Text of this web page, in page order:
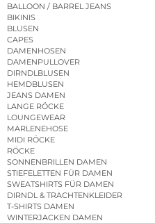
BALLOON / BARREL JEANS
BIKINIS
BLUSEN
CAPES
DAMENHOSEN
DAMENPULLOVER
DIRNDLBLUSEN
HEMDBLUSEN
JEANS DAMEN
LANGE RÖCKE
LOUNGEWEAR
MARLENEHOSE
MIDI RÖCKE
RÖCKE
SONNENBRILLEN DAMEN
STIEFELETTEN FÜR DAMEN
SWEATSHIRTS FÜR DAMEN
DIRNDL & TRACHTENKLEIDER
T-SHIRTS DAMEN
WINTERJACKEN DAMEN